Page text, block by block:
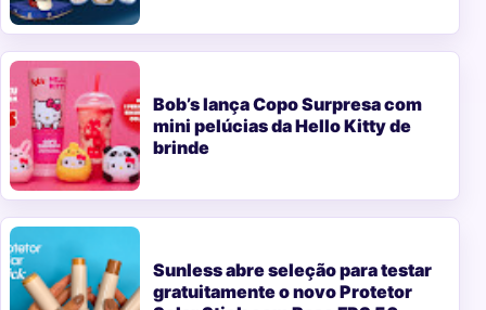
Bob’s lança Copo Surpresa com
mini pelúcias da Hello Kitty de
brinde
Sunless abre seleção para testar
gratuitamente o novo Protetor